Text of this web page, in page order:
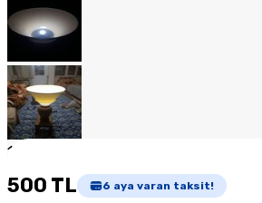
1
500 TL 6 aya varan taksit!